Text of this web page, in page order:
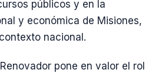
públicos y en la
y económica de Misiones,
nacional.
pone en valor el rol